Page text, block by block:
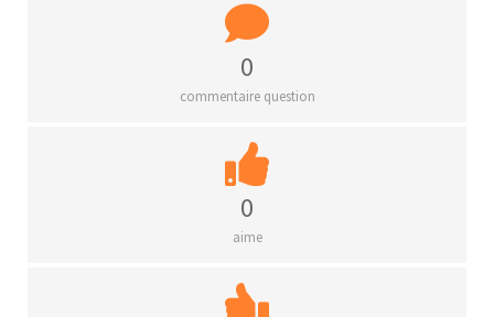
0
commentaire question
0
aime